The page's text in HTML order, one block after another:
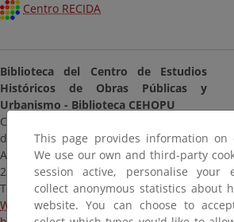
Centro RECIDA
Biblioteca del Centro de Estudios
Históricos de Obras Públicas y
Urbanismo - Biblioteca CEHOPU
Centro de Estudios y Experimentación
de Obras Públicas (CEDEX)
Alfonso XII, 3
28014 Madrid
Telf.: 913 357 288
Web
This page provides information on
We use our own and third-party
session active, personalise your
collect anonymous statistics about
website. You can choose to